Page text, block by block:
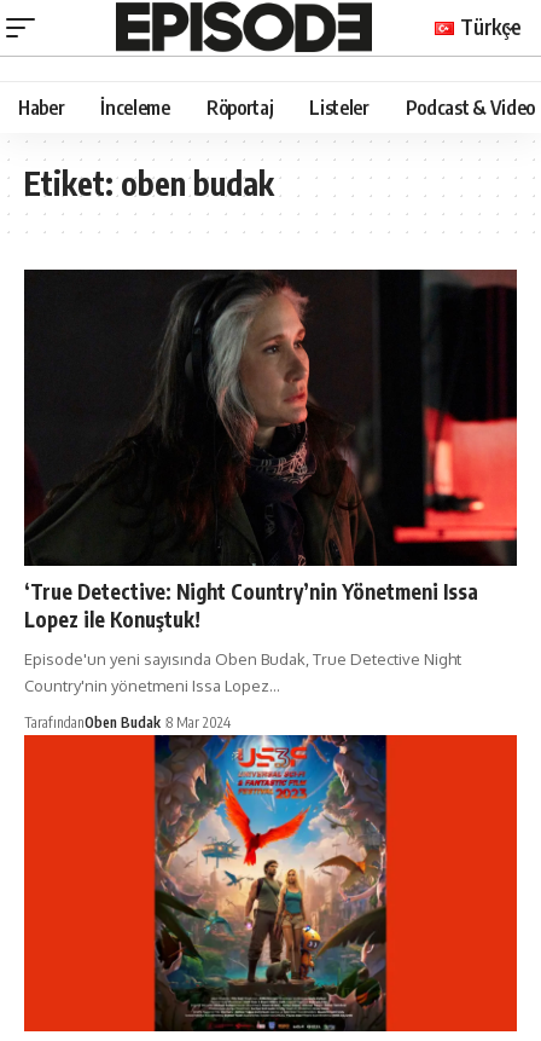
Türkçe
Haber İnceleme Röportaj Listeler Podcast & Video
Etiket:oben budak
‘True Detective: Night Country’nin Yönetmeni Issa
Lopez ile Konuştuk!
Episode'un yeni sayısında Oben Budak, True Detective Night
Country'nin yönetmeni Issa Lopez…
TarafındanOben Budak 8 Mar 2024